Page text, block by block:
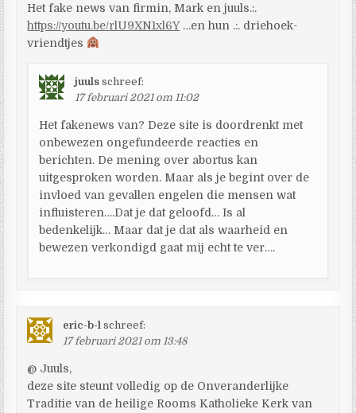
Het fake news van firmin, Mark en juuls.:.
https://youtu.be/rlU9XN1xl6Y…en hun .:. driehoek-
vriendtjes
juuls schreef:
17 februari 2021 om 11:02
Het fakenews van? Deze site is doordrenkt met
onbewezen ongefundeerde reacties en
berichten. De mening over abortus kan
uitgesproken worden. Maar als je begint over de
invloed van gevallen engelen die mensen wat
influisteren….Dat je dat geloofd… Is al
bedenkelijk… Maar dat je dat als waarheid en
bewezen verkondigd gaat mij echt te ver….
eric-b-l schreef:
17 februari 2021 om 13:48
@ Juuls,
deze site steunt volledig op de Onveranderlijke
Traditie van de heilige Rooms Katholieke Kerk van